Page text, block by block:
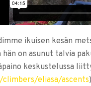
ikuisen kesän
on asunut talvia
keskustelussa
eliasa/ascents